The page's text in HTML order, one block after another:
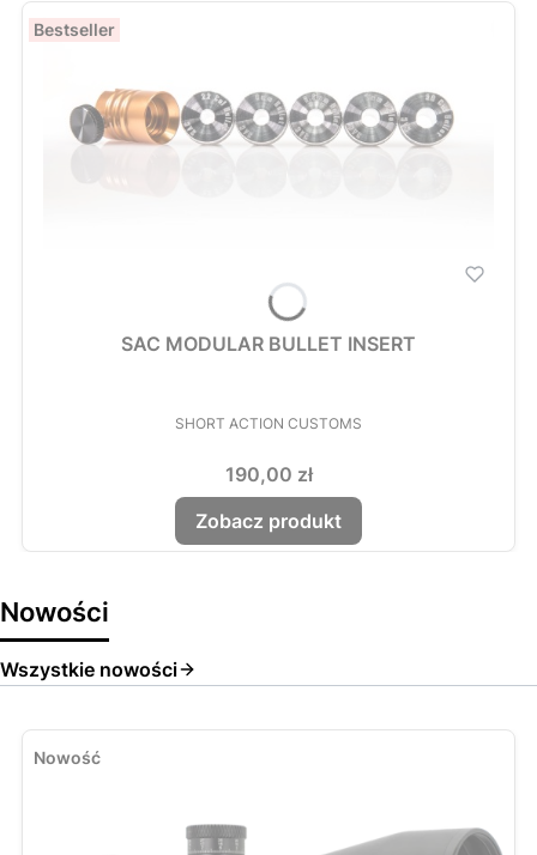
Bestseller
SAC MODULAR BULLET INSERT
PRODUCENT
SHORT ACTION CUSTOMS
Cena
190,00 zł
Zobacz produkt
Nowości
Wszystkie nowości
Nowość